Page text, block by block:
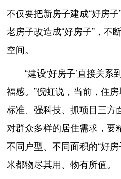
不仅要把新房子建成“好房
老房子改造成“好房子”，不
空间。
“建设‘好房子’直接关系
福感。”倪虹说，当前，住
标准、强科技、抓项目三方
对群众多样的居住需求，要
不同户型、不同面积的“好
米都物尽其用、物有所值。